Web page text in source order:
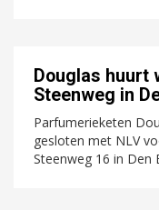
Douglas huurt
Steenweg in
Parfumerieketen
gesloten met NLV
Steenweg 16 in Den